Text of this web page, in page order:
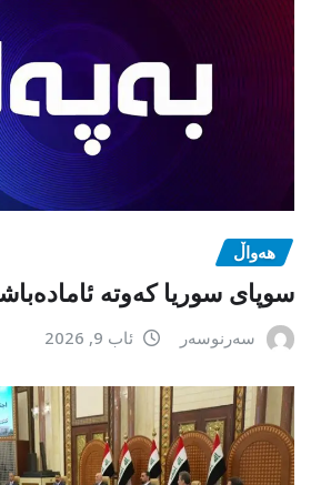
هەواڵ
سوپای سوریا کەوتە
سەرنوسەر ئاب 9, 2026